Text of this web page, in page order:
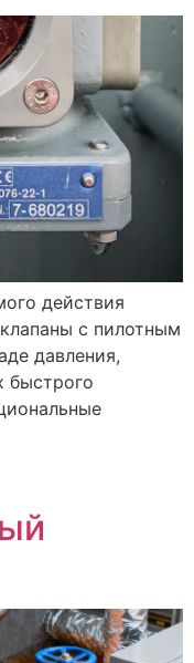
действия
с пилотным
давления,
быстрого